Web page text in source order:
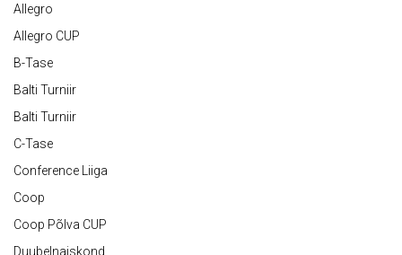
Allegro
Allegro CUP
B-Tase
Balti Turniir
Balti Turniir
C-Tase
Conference Liiga
Coop
Coop Põlva CUP
Duubelnaiskond